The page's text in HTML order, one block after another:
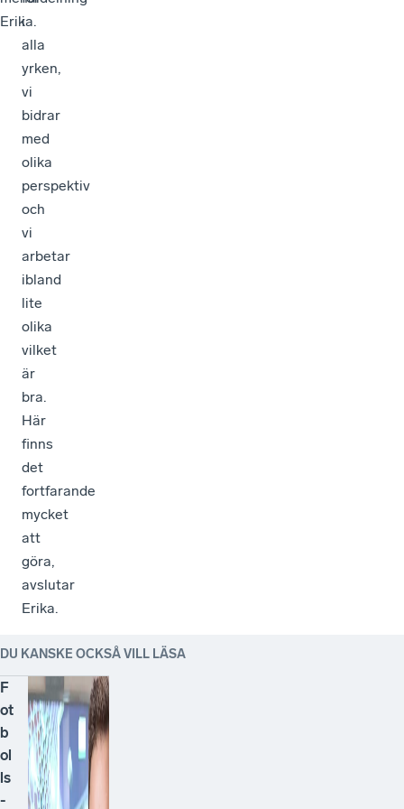
Erika.
i
alla
yrken,
vi
bidrar
med
olika
perspektiv
och
vi
arbetar
ibland
lite
olika
vilket
är
bra.
Här
finns
det
fortfarande
mycket
att
göra,
avslutar
Erika.
DU KANSKE OCKSÅ VILL LÄSA
F
ot
b
ol
ls
-